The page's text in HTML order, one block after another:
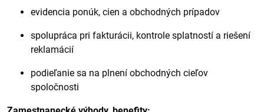
evidencia ponúk, cien a obchodných prípadov
spolupráca pri fakturácii, kontrole splatností a riešení
reklamácií
podieľanie sa na plnení obchodných cieľov
spoločnosti